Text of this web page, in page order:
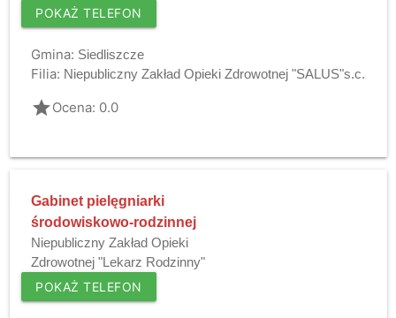
POKAŻ TELEFON
Gmina: Siedliszcze
Filia: Niepubliczny Zakład Opieki Zdrowotnej "SALUS"s.c.
gradeOcena: 0.0
Gabinet pielęgniarki
środowiskowo-rodzinnej
Niepubliczny Zakład Opieki
Zdrowotnej "Lekarz Rodzinny"
POKAŻ TELEFON